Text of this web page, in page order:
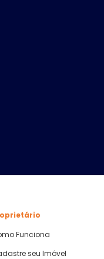
Funciona
seu Imóvel